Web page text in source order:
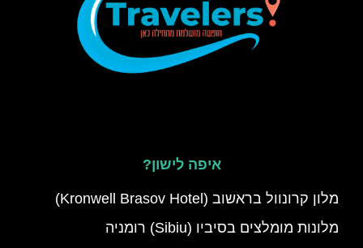
איפה לישון?
מלון קרונוול בראשוב (Kronwell Brasov Hotel)
מלונות מומלצים בסיביו (Sibiu) רומניה